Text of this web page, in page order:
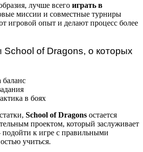
лучше всего играть в
миссии и совместные турниры
игровой опыт и делают процесс более
of Dragons, о которых
баланс
в боях
School of Dragons остается
проектом, который заслуживает
к игре с правильными
учиться.